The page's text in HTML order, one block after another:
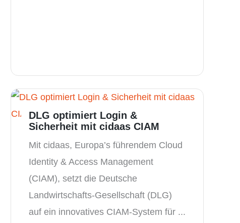
DLG optimiert Login &
Sicherheit mit cidaas CIAM
Mit cidaas, Europa’s führendem Cloud
Identity & Access Management
(CIAM), setzt die Deutsche
Landwirtschafts-Gesellschaft (DLG)
auf ein innovatives CIAM-System für ...